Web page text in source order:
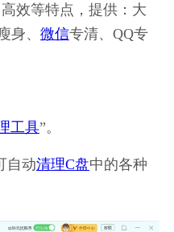
效等特点，提供：大
身、 微信专清、QQ专
工具”。
自动清理C盘中的各种